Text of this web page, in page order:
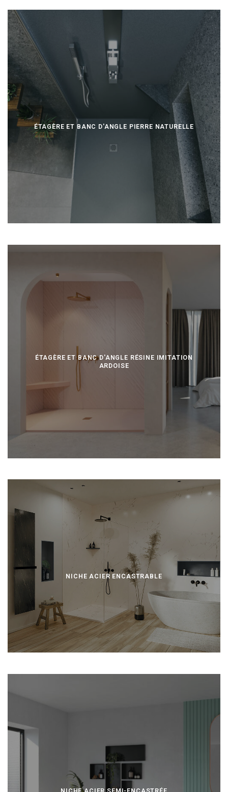
ÉTAGÈRE ET BANC D'ANGLE PIERRE NATURELLE
ÉTAGÈRE ET BANC D'ANGLE RÉSINE IMITATION
ARDOISE
NICHE ACIER ENCASTRABLE
NICHE ACIER SEMI-ENCASTRÉE